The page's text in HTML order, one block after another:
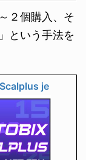
２個購入、そ
という手法を
je